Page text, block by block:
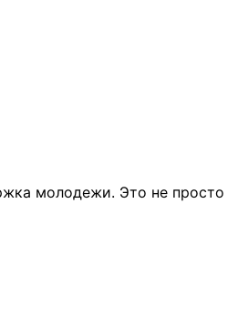
молодежи. Это не просто